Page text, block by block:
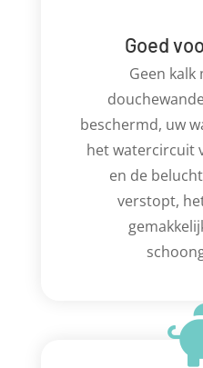
Goed
Geen kalk
beschermd, uw
het watercircuit
en de
verstopt,